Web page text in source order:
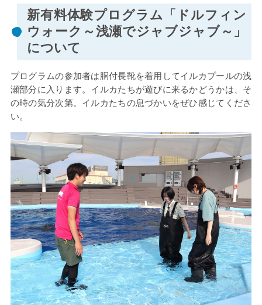
新有料体験プログラム「ドルフィン
ウォーク～浅瀬でジャブジャブ～」
について
プログラムの参加者は胴付長靴を着用してイルカプールの浅
瀬部分に入ります。イルカたちが遊びに来るかどうかは、そ
の時の気分次第。イルカたちの息づかいをぜひ感じてくださ
い。